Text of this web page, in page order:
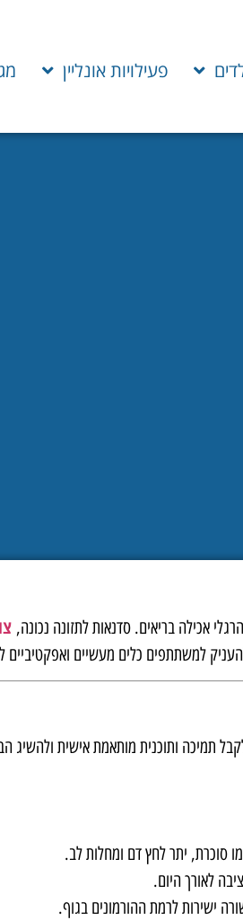
פעילויות אונליין
אכילה בריאים. סדנאות לתזונה נכונה,
למשתתפים כלים מעשיים ואפקטיביים
תמיכה ותוכנית מותאמת אישית
סוכרת, יתר לחץ דם ומחלות לב.
לאורך היום.
ישירות לרמת ההורמונים בגוף.